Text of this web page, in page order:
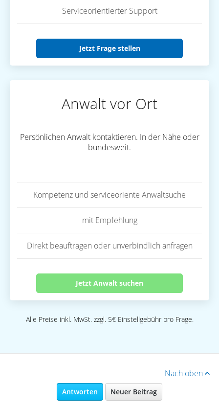
Serviceorientierter Support
Jetzt Frage stellen
Anwalt vor Ort
Persönlichen Anwalt kontaktieren. In der Nähe oder
bundesweit.
Kompetenz und serviceoriente Anwaltsuche
mit Empfehlung
Direkt beauftragen oder unverbindlich anfragen
Jetzt Anwalt suchen
Alle Preise inkl. MwSt. zzgl. 5€ Einstellgebühr pro Frage.
Nach oben
Antworten Neuer Beitrag